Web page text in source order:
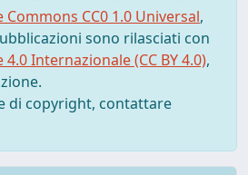
Commons CC0 1.0 Universal,
sono rilasciati con
Internazionale (CC BY 4.0),
di copyright, contattare